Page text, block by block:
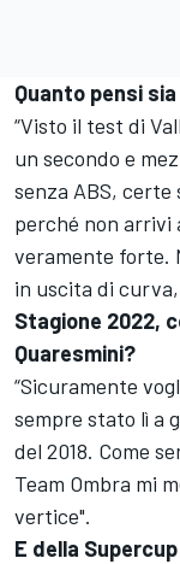
Quanto pensi
“Visto il test di
un secondo e
senza ABS,
perché non arrivi
veramente forte.
in uscita di
Stagione 2022,
Quaresmini?
“Sicuramente
sempre stato lì a
del 2018. Come
Team Ombra mi
vertice".
E della